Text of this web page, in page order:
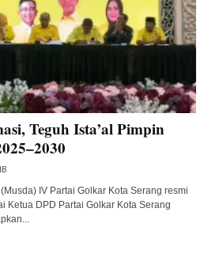
Teguh Ista’al Pimpin
IV Partai Golkar Kota Serang resmi
Ketua DPD Partai Golkar Kota Serang